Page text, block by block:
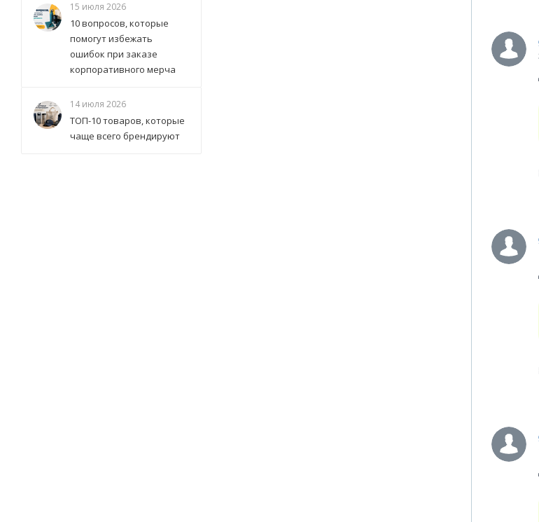
15 июля 2026
10 вопросов, которые
помогут избежать
ошибок при заказе
корпоративного мерча
14 июля 2026
ТОП-10 товаров, которые
чаще всего брендируют